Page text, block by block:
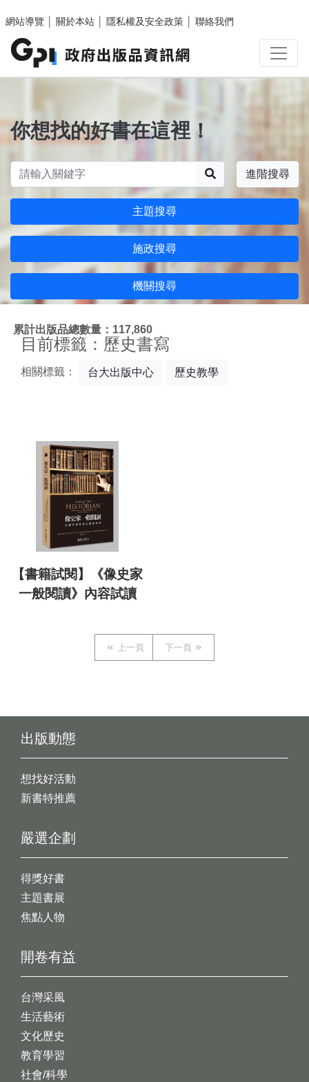
網站導覽
關於本站 隱私權及安全政策 聯絡我們
你想找的好書在這裡！
進階搜尋
主題搜尋
施政搜尋
機關搜尋
累計出版品總數量：117,860
目前標籤：歷史書寫
相關標籤： 台大出版中心 歷史教學
【書籍試閱】《像史家
一般閱讀》內容試讀
上一頁 下一頁
出版動態
想找好活動
新書特推薦
開卷有益
台灣采風
生活藝術
文化歷史
教育學習
社會/科學
嚴選企劃
得獎好書
主題書展
焦點人物